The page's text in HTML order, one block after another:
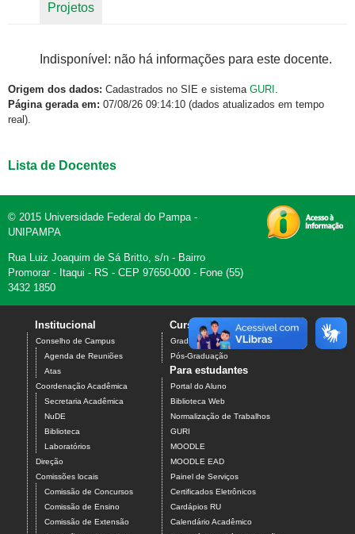
Projetos
Indisponível: não há informações para este docente.
Origem dos dados: Cadastrados no SIE e sistema GURI .
Página gerada em: 07/08/26 09:14:10 (dados atualizados em tempo
real).
Lista de Docentes
© 2015 Universidade Federal do Pampa -
UNIPAMPA
Rua Luiz Joaquim de Sá Britto, s/n - Bairro
Promorar - Itaqui - RS - CEP 97650-000 - Fone (55)
3432 1850
Institucional
Conselho de Campus
Agenda de Reuniões
Atas
Coordenação Acadêmica
Secretaria Acadêmica
NuDE
Biblioteca
Laboratórios
Direção
Comissões locais
Comissão de Concursos
Comissão de Ensino
Comissão de Extensão
Cursos
Graduação
Pós-Graduação
Contato
Para estudantes
Portal do Aluno
Biblioteca Web
Normalização de Trabalhos
GURI
MOODLE
MOODLE EAD
Painel de Serviços
Certificados Eletrônicos
Cardápios RU
Calendário Acadêmico